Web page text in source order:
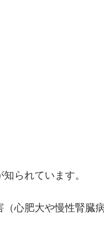
られています。
心肥大や慢性腎臓